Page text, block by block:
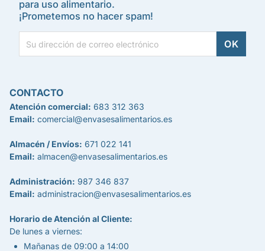
para uso alimentario.
¡Prometemos no hacer spam!
CONTACTO
Atención comercial: 683 312 363
Email: comercial@envasesalimentarios.es
Almacén / Envíos: 671 022 141
Email: almacen@envasesalimentarios.es
Administración: 987 346 837
Email: administracion@envasesalimentarios.es
Horario de Atención al Cliente:
De lunes a viernes:
Mañanas de 09:00 a 14:00